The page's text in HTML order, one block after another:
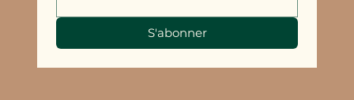
S'abonner